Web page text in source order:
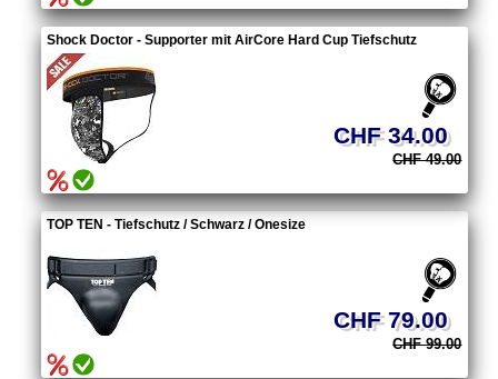
Shock Doctor - Supporter mit AirCore Hard Cup Tiefschutz
CHF 34.00
CHF 49.00
TOP TEN - Tiefschutz / Schwarz / Onesize
CHF 79.00
CHF 99.00